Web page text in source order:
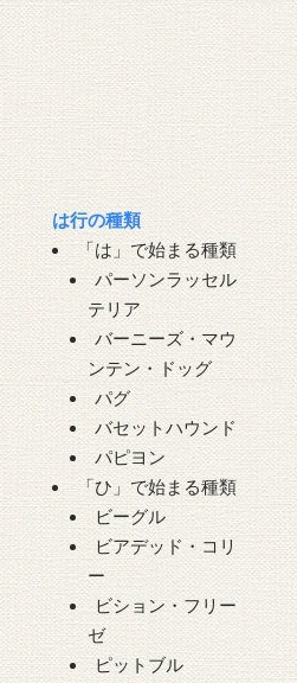
は行の種類
「は」で始まる種類
パーソンラッセル
テリア
バーニーズ・マウ
ンテン・ドッグ
パグ
バセットハウンド
パピヨン
「ひ」で始まる種類
ビーグル
ビアデッド・コリ
ー
ビション・フリー
ゼ
ピットブル